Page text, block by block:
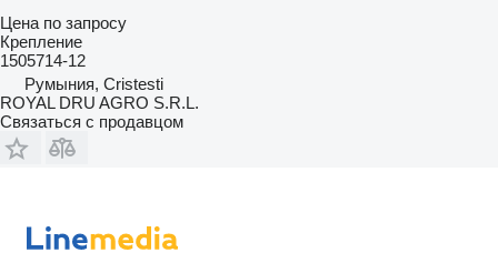
Цена по запросу
Крепление
1505714-12
Румыния, Cristesti
ROYAL DRU AGRO S.R.L.
Связаться с продавцом